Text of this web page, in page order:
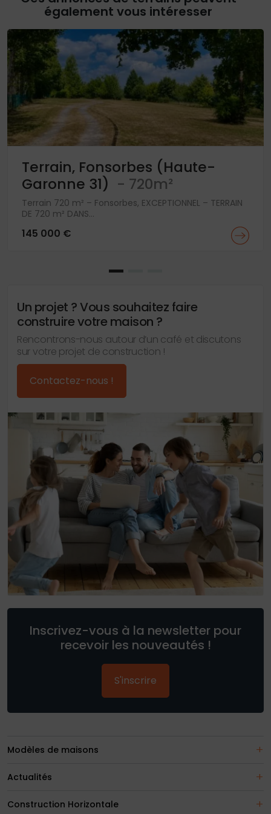
également vous intéresser
Terrain, Fonsorbes (Haute-
Garonne 31) - 720m²
Terrain 720 m² – Fonsorbes, EXCEPTIONNEL – TERRAIN
DE 720 m² DANS...
145 000 €
Un projet ? Vous souhaitez faire
construire votre maison ?
Rencontrons-nous autour d’un café et discutons
sur votre projet de construction !
Contactez-nous !
Inscrivez-vous à la newsletter pour
recevoir les nouveautés !
S'inscrire
Modèles de maisons
Actualités
Construction Horizontale